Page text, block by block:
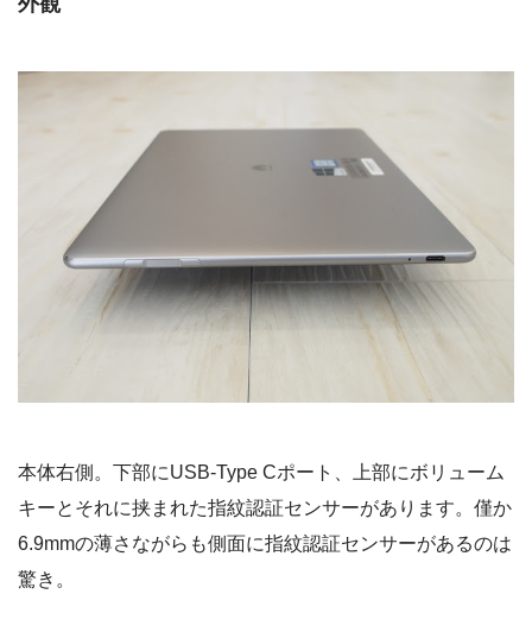
本体右側。下部にUSB-Type Cポート、上部にボリューム
キーとそれに挟まれた指紋認証センサーがあります。僅か
6.9mmの薄さながらも側面に指紋認証センサーがあるのは
驚き。